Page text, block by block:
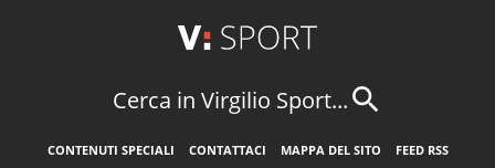
Cerca in Virgilio Sport...
CONTENUTI SPECIALI CONTATTACI MAPPA DEL SITO
FEED RSS